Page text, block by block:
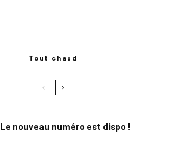
Tout chaud
Le nouveau numéro est dispo !